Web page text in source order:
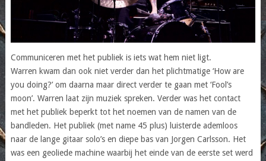
Communiceren met het publiek is iets wat hem niet ligt.
Warren kwam dan ook niet verder dan het plichtmatige ‘How are
you doing?’ om daarna maar direct verder te gaan met ‘Fool’s
moon’. Warren laat zijn muziek spreken. Verder was het contact
met het publiek beperkt tot het noemen van de namen van de
bandleden. Het publiek (met name 45 plus) luisterde ademloos
naar de lange gitaar solo’s en diepe bas van Jorgen Carlsson. Het
was een geoliede machine waarbij het einde van de eerste set werd